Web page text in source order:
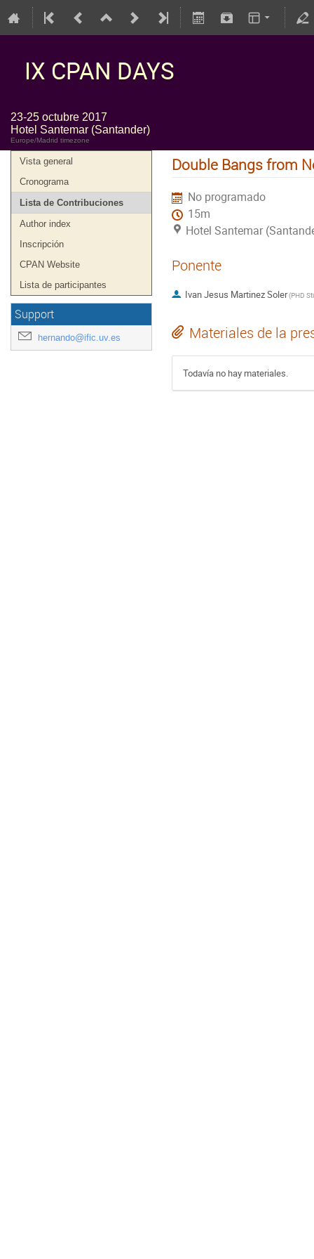
IX CPAN DAYS
23-25 octubre 2017
Hotel Santemar (Santander)
Europe/Madrid timezone
Vista general
Cronograma
Lista de Contribuciones
Author index
Inscripción
CPAN Website
Lista de participantes
Support
hernando@ific.uv.es
Double Bangs from
No programado
15m
Hotel Santemar
Ponente
Ivan Jesus Martinez Soler(PHD
Materiales de la
Todavía no hay materiales.